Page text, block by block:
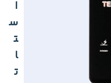
ا
س
ت
ا
ت